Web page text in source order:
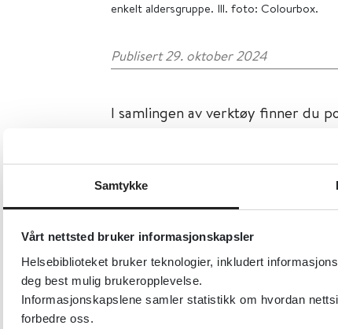
Samtykke
Vårt nettsted bruker informasjonskapsler
Helsebiblioteket bruker teknologier, inkludert
deg best mulig brukeropplevelse.
Informasjonskapslene samler statistikk om hvordan
forbedre oss.
enkelt aldersgruppe. Ill. foto: Colourbox.
Publisert 29. oktober 2024
I samlingen av verktøy finner du
Hamilton-17
Det finnes egne tester for barn
pasienter som har schizofreni.
For kvinner som nylig har født, kan
Scale) være aktuell.